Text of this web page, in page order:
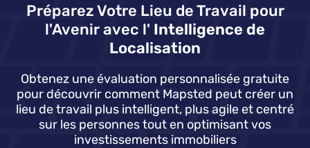
Préparez Votre Lieu de Travail pour
l'Avenir avec l' Intelligence de
Localisation
Obtenez une évaluation personnalisée gratuite
pour découvrir comment Mapsted peut créer un
lieu de travail plus intelligent, plus agile et centré
sur les personnes tout en optimisant vos
investissements immobiliers